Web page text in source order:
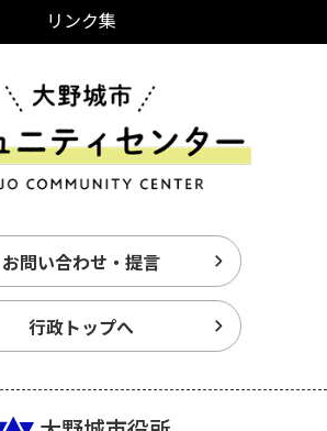
リンク集
お問い合わせ・提言
行政トップへ